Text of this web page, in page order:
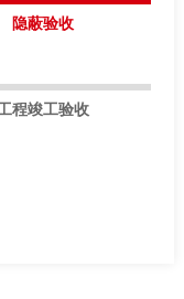
隐蔽验收
程竣工验收